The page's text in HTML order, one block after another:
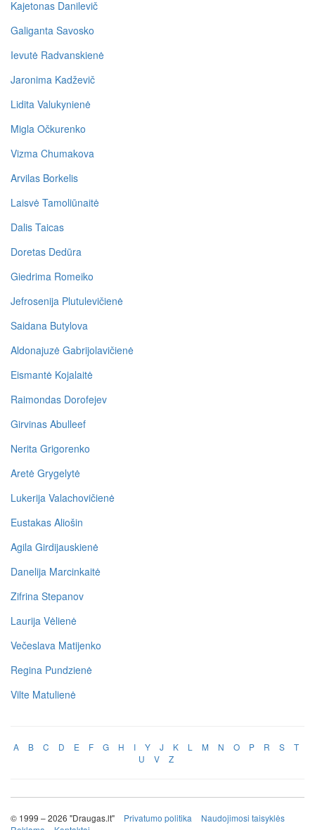
Kajetonas Danilevič
Galiganta Savosko
Ievutė Radvanskienė
Jaronima Kadževič
Lidita Valukynienė
Migla Očkurenko
Vizma Chumakova
Arvilas Borkelis
Laisvė Tamoliūnaitė
Dalis Taicas
Doretas Dedūra
Giedrima Romeiko
Jefrosenija Plutulevičienė
Saidana Butylova
Aldonajuzė Gabrijolavičienė
Eismantė Kojalaitė
Raimondas Dorofejev
Girvinas Abulleef
Nerita Grigorenko
Aretė Grygelytė
Lukerija Valachovičienė
Eustakas Aliošin
Agila Girdijauskienė
Danelija Marcinkaitė
Zifrina Stepanov
Laurija Vėlienė
Večeslava Matijenko
Regina Pundzienė
Vilte Matulienė
A B C D E F G H I Y J K L M N O P R S
T
U
V Z
© 1999 – 2026 "Draugas.lt" Privatumo politika
Naudojimosi taisyklės